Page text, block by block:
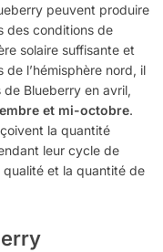
peuvent produire
des conditions de
solaire suffisante et
l’hémisphère nord, il
Blueberry en avril,
et mi-octobre.
la quantité
leur cycle de
qualité et la quantité de